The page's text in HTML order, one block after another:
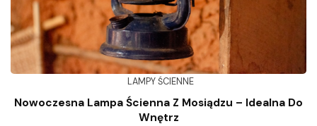
LAMPY ŚCIENNE
Nowoczesna Lampa Ścienna Z Mosiądzu – Idealna Do
Wnętrz